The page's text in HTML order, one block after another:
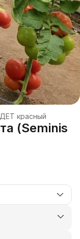
красный
(Seminis